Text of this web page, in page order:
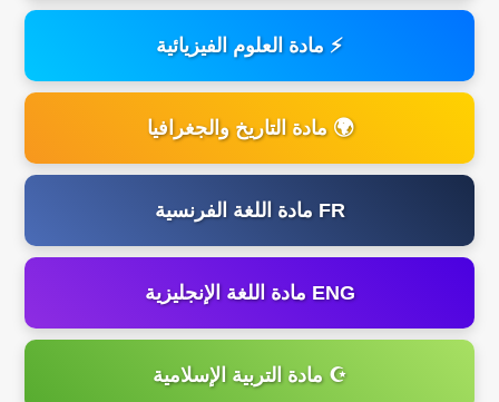
⚡ مادة العلوم الفيزيائية
🌍 مادة التاريخ والجغرافيا
FR مادة اللغة الفرنسية
ENG مادة اللغة الإنجليزية
☪️ مادة التربية الإسلامية